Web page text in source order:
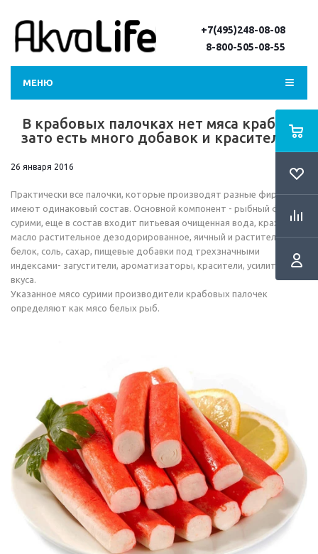
+7(495)248-08-08
8-800-505-08-55
МЕНЮ
В крабовых палочках нет мяса крабов,
зато есть много добавок и красителей
26 января 2016
Практически все палочки, которые производят разные фирмы
имеют одинаковый состав. Основной компонент - рыбный фарш
сурими, еще в состав входит питьевая очищенная вода, крахмал,
масло растительное дезодорированное, яичный и растительный
белок, соль, сахар, пищевые добавки под трехзначными
индексами- загустители, ароматизаторы, красители, усилители
вкуса.
Указанное мясо сурими производители крабовых палочек
определяют как мясо белых рыб.